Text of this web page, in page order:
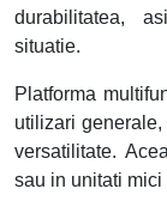
durabilitatea,
situatie.
Platforma
utilizari
versatilitate.
sau in unitati